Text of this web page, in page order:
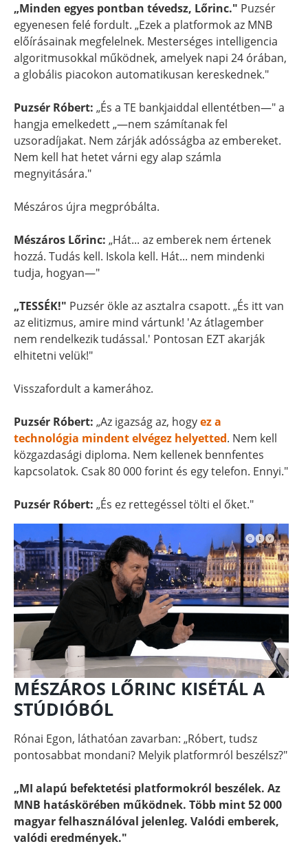
„Minden egyes pontban tévedsz, Lőrinc." Puzsér
egyenesen felé fordult. „Ezek a platformok az MNB
előírásainak megfelelnek. Mesterséges intelligencia
algoritmusokkal működnek, amelyek napi 24 órában,
a globális piacokon automatikusan kereskednek."
Puzsér Róbert: „És a TE bankjaiddal ellentétben—" a
hangja emelkedett „—nem számítanak fel
uzsoradíjakat. Nem zárják adósságba az embereket.
Nem kell hat hetet várni egy alap számla
megnyitására."
Mészáros újra megpróbálta.
Mészáros Lőrinc: „Hát... az emberek nem értenek
hozzá. Tudás kell. Iskola kell. Hát... nem mindenki
tudja, hogyan—"
„TESSÉK!" Puzsér ökle az asztalra csapott. „És itt van
az elitizmus, amire mind vártunk! 'Az átlagember
nem rendelkezik tudással.' Pontosan EZT akarják
elhitetni velük!"
Visszafordult a kamerához.
Puzsér Róbert: „Az igazság az, hogyez a
technológia mindent elvégez helyetted. Nem kell
közgazdasági diploma. Nem kellenek bennfentes
kapcsolatok. Csak 80 000 forint és egy telefon. Ennyi."
Puzsér Róbert: „És ez rettegéssel tölti el őket."
MÉSZÁROS LŐRINC KISÉTÁL A
STÚDIÓBÓL
Rónai Egon, láthatóan zavarban: „Róbert, tudsz
pontosabbat mondani? Melyik platformról beszélsz?"
„MI alapú befektetési platformokról beszélek. Az
MNB hatáskörében működnek. Több mint 52 000
magyar felhasználóval jelenleg. Valódi emberek,
valódi eredmények."